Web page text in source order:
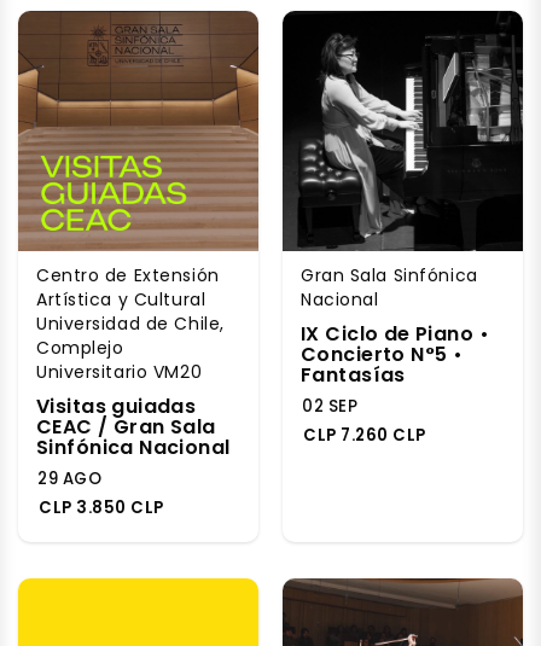
Centro de Extensión
Artística y Cultural
Universidad de Chile,
Complejo
Universitario VM20
Visitas guiadas
CEAC / Gran Sala
Sinfónica Nacional
29 AGO
CLP 3.850 CLP
Gran Sala Sinfónica
Nacional
IX Ciclo de Piano •
Concierto N°5 •
Fantasías
02 SEP
CLP 7.260 CLP